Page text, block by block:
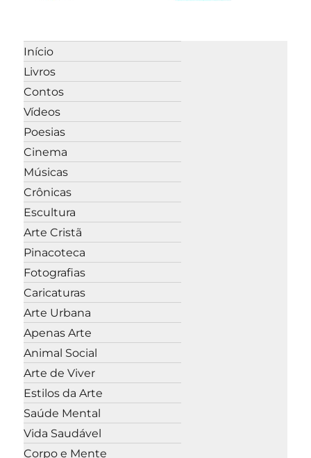
Início
Livros
Contos
Vídeos
Poesias
Cinema
Músicas
Crônicas
Escultura
Arte Cristã
Pinacoteca
Fotografias
Caricaturas
Arte Urbana
Apenas Arte
Animal Social
Arte de Viver
Estilos da Arte
Saúde Mental
Vida Saudável
Corpo e Mente